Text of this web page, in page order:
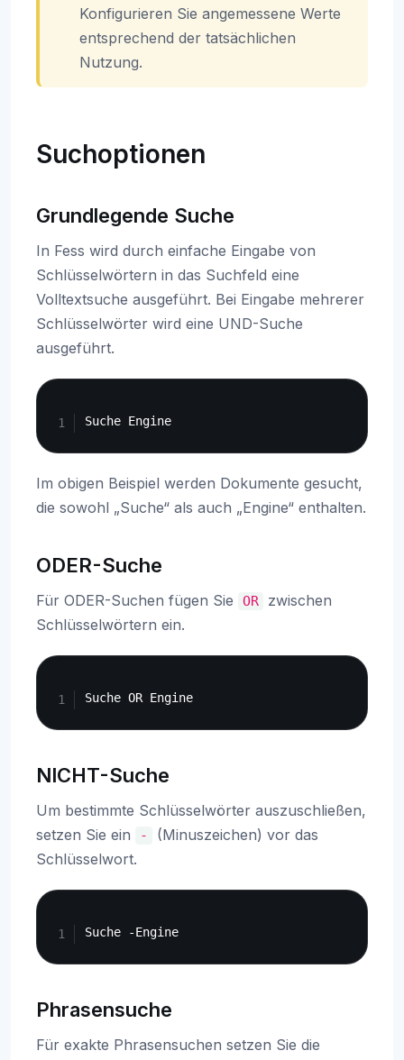
Konfigurieren Sie angemessene Werte
entsprechend der tatsächlichen
Nutzung.
Suchoptionen
Grundlegende Suche
In Fess wird durch einfache Eingabe von
Schlüsselwörtern in das Suchfeld eine
Volltextsuche ausgeführt. Bei Eingabe mehrerer
Schlüsselwörter wird eine UND-Suche
ausgeführt.
Im obigen Beispiel werden Dokumente gesucht,
die sowohl „Suche“ als auch „Engine“ enthalten.
ODER-Suche
Für ODER-Suchen fügen Sie OR
zwischen
Schlüsselwörtern ein.
NICHT-Suche
Um bestimmte Schlüsselwörter auszuschließen,
setzen Sie ein
-
(Minuszeichen) vor das
Schlüsselwort.
Phrasensuche
Für exakte Phrasensuchen setzen Sie die